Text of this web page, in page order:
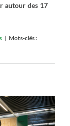
autour des 17
| Mots-clés :